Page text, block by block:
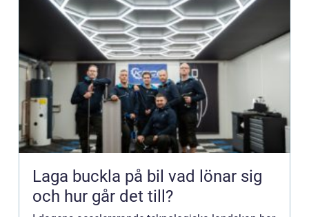
Laga buckla på bil vad lönar sig
och hur går det till?